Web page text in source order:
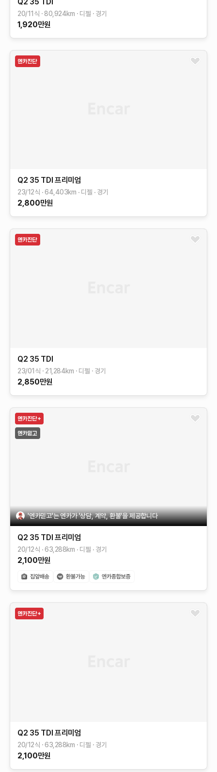
20/11식 80,924km 디젤 경기
1,920만원
Q2 35 TDI 프리미엄
23/12식 64,403km 디젤 경기
2,800만원
Q2 35 TDI
23/01식 21,284km 디젤 경기
2,850만원
'엔카믿고'는 엔카가 '상담, 계약, 환불'을 제공합니다
Q2 35 TDI 프리미엄
20/12식 63,288km 디젤 경기
2,100만원
Q2 35 TDI 프리미엄
20/12식 63,288km 디젤 경기
2,100만원